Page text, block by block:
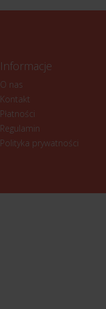
Informacje
O nas
Kontakt
Płatności
Regulamin
Polityka prywatności